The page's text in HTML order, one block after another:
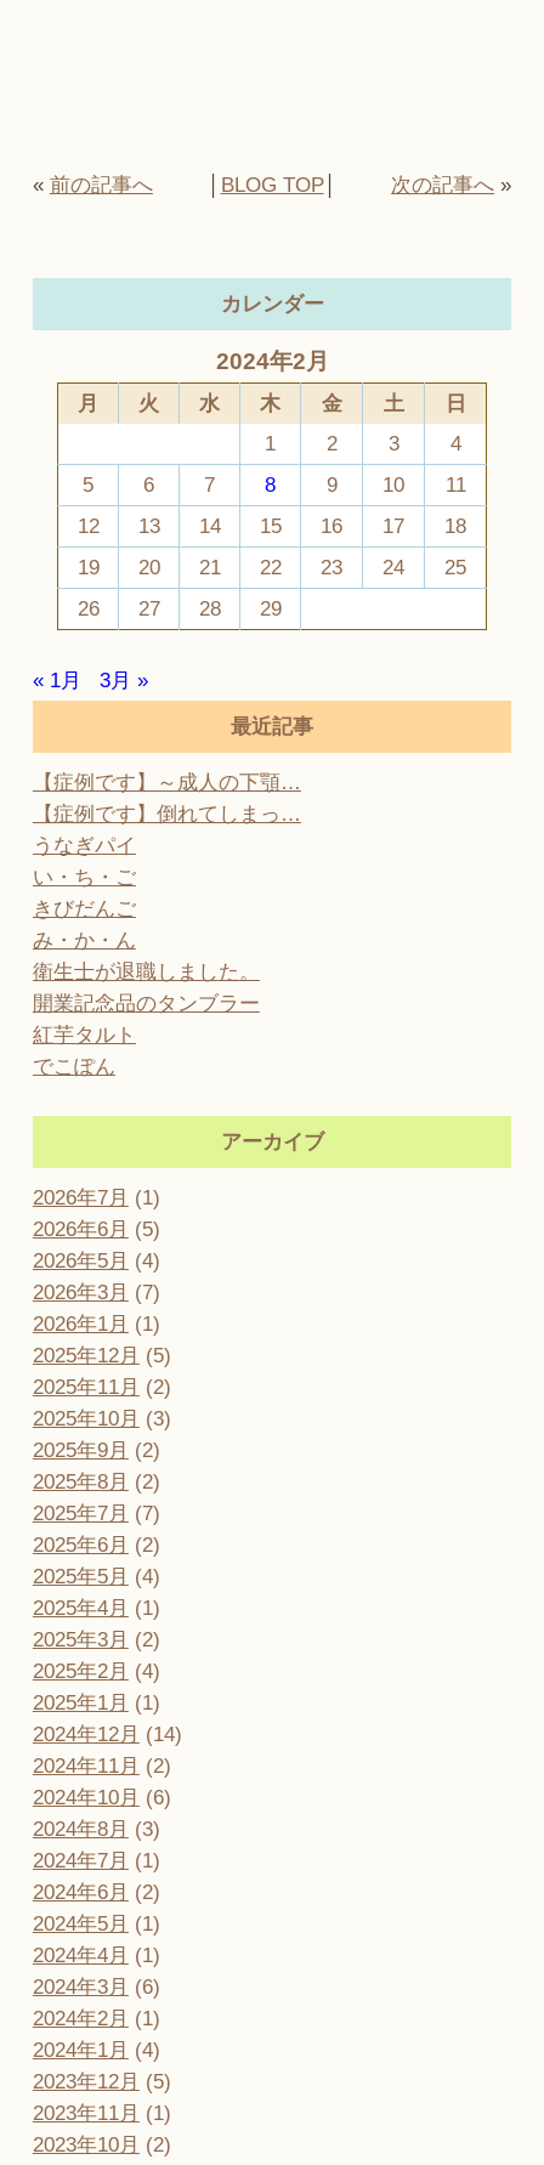
« 前の記事へ BLOG TOP│ 次の記事へ »
カレンダー
2024年2月
月 火 水 木 金 土
日
1
2 3
4
5
6 7 8 9 10
11
12
13 14 15 16 17
18
19
20 21 22 23 24
25
26
27 28 29
« 1月
3月 »
最近記事
【症例です】～成人の下顎…
【症例です】倒れてしまっ…
うなぎパイ
い・ち・ご
きびだんご
み・か・ん
衛生士が退職しました。
開業記念品のタンブラー
紅芋タルト
でこぽん
アーカイブ
2026年7月 (1)
2026年6月 (5)
2026年5月 (4)
2026年3月 (7)
2026年1月 (1)
2025年12月 (5)
2025年11月 (2)
2025年10月 (3)
2025年9月 (2)
2025年8月 (2)
2025年7月 (7)
2025年6月 (2)
2025年5月 (4)
2025年4月 (1)
2025年3月 (2)
2025年2月 (4)
2025年1月 (1)
2024年12月 (14)
2024年11月 (2)
2024年10月 (6)
2024年8月 (3)
2024年7月 (1)
2024年6月 (2)
2024年5月 (1)
2024年4月 (1)
2024年3月 (6)
2024年2月 (1)
2024年1月 (4)
2023年12月 (5)
2023年11月 (1)
2023年10月 (2)